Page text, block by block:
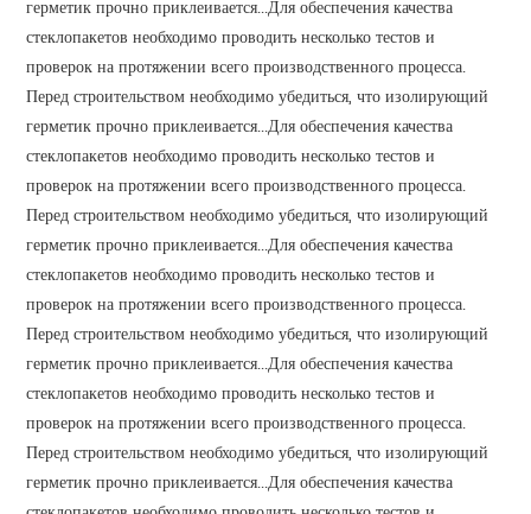
герметик прочно приклеивается...Для обеспечения качества
стеклопакетов необходимо проводить несколько тестов и
проверок на протяжении всего производственного процесса.
Перед строительством необходимо убедиться, что изолирующий
герметик прочно приклеивается...Для обеспечения качества
стеклопакетов необходимо проводить несколько тестов и
проверок на протяжении всего производственного процесса.
Перед строительством необходимо убедиться, что изолирующий
герметик прочно приклеивается...Для обеспечения качества
стеклопакетов необходимо проводить несколько тестов и
проверок на протяжении всего производственного процесса.
Перед строительством необходимо убедиться, что изолирующий
герметик прочно приклеивается...Для обеспечения качества
стеклопакетов необходимо проводить несколько тестов и
проверок на протяжении всего производственного процесса.
Перед строительством необходимо убедиться, что изолирующий
герметик прочно приклеивается...Для обеспечения качества